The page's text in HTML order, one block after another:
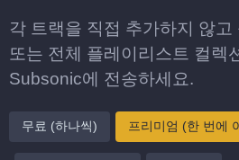
각 트랙을 직접 추가하지 않
또는 전체 플레이리스트 컬렉
Subsonic에 전송하세요.
무료 (하나씩) 프리미엄 (한 번에